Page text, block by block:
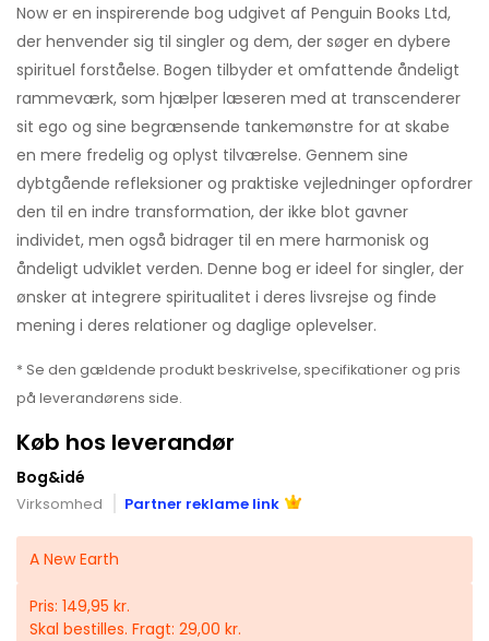
Now er en inspirerende bog udgivet af Penguin Books Ltd,
der henvender sig til singler og dem, der søger en dybere
spirituel forståelse. Bogen tilbyder et omfattende åndeligt
rammeværk, som hjælper læseren med at transcenderer
sit ego og sine begrænsende tankemønstre for at skabe
en mere fredelig og oplyst tilværelse. Gennem sine
dybtgående refleksioner og praktiske vejledninger opfordrer
den til en indre transformation, der ikke blot gavner
individet, men også bidrager til en mere harmonisk og
åndeligt udviklet verden. Denne bog er ideel for singler, der
ønsker at integrere spiritualitet i deres livsrejse og finde
mening i deres relationer og daglige oplevelser.
* Se den gældende produkt beskrivelse, specifikationer og pris
på leverandørens side.
Køb hos leverandør
Bog&idé
Virksomhed Partner reklame link
A New Earth
Pris: 149,95 kr.
Skal bestilles. Fragt: 29,00 kr.